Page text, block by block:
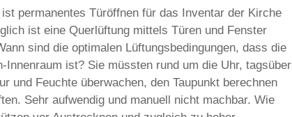
permanentes Türöffnen für das Inventar der Kirche
ist eine Querlüftung mittels Türen und Fenster
sind die optimalen Lüftungsbedingungen, dass die
Innenraum ist? Sie müssten rund um die Uhr, tagsüber
und Feuchte überwachen, den Taupunkt berechnen
Sehr aufwendig und manuell nicht machbar. Wie